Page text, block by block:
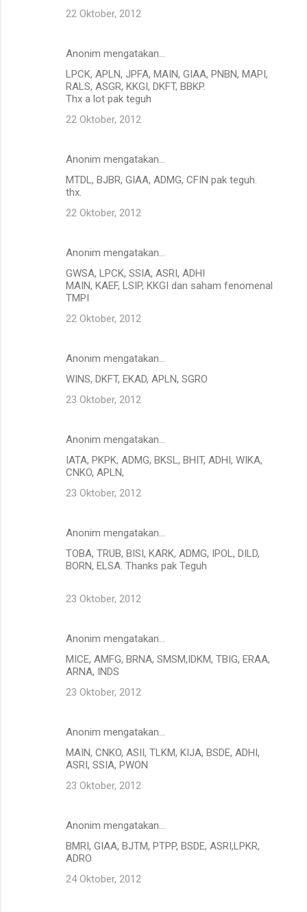
22 Oktober, 2012
Anonim mengatakan…
LPCK, APLN, JPFA, MAIN, GIAA, PNBN, MAPI,
RALS, ASGR, KKGI, DKFT, BBKP.
Thx a lot pak teguh
22 Oktober, 2012
Anonim mengatakan…
MTDL, BJBR, GIAA, ADMG, CFIN pak teguh.
thx.
22 Oktober, 2012
Anonim mengatakan…
GWSA, LPCK, SSIA, ASRI, ADHI
MAIN, KAEF, LSIP, KKGI dan saham fenomenal
TMPI
22 Oktober, 2012
Anonim mengatakan…
WINS, DKFT, EKAD, APLN, SGRO
23 Oktober, 2012
Anonim mengatakan…
IATA, PKPK, ADMG, BKSL, BHIT, ADHI, WIKA,
CNKO, APLN,
23 Oktober, 2012
Anonim mengatakan…
TOBA, TRUB, BISI, KARK, ADMG, IPOL, DILD,
BORN, ELSA. Thanks pak Teguh
23 Oktober, 2012
Anonim mengatakan…
MICE, AMFG, BRNA, SMSM,IDKM, TBIG, ERAA,
ARNA, INDS
23 Oktober, 2012
Anonim mengatakan…
MAIN, CNKO, ASII, TLKM, KIJA, BSDE, ADHI,
ASRI, SSIA, PWON
23 Oktober, 2012
Anonim mengatakan…
BMRI, GIAA, BJTM, PTPP, BSDE, ASRI,LPKR,
ADRO
24 Oktober, 2012